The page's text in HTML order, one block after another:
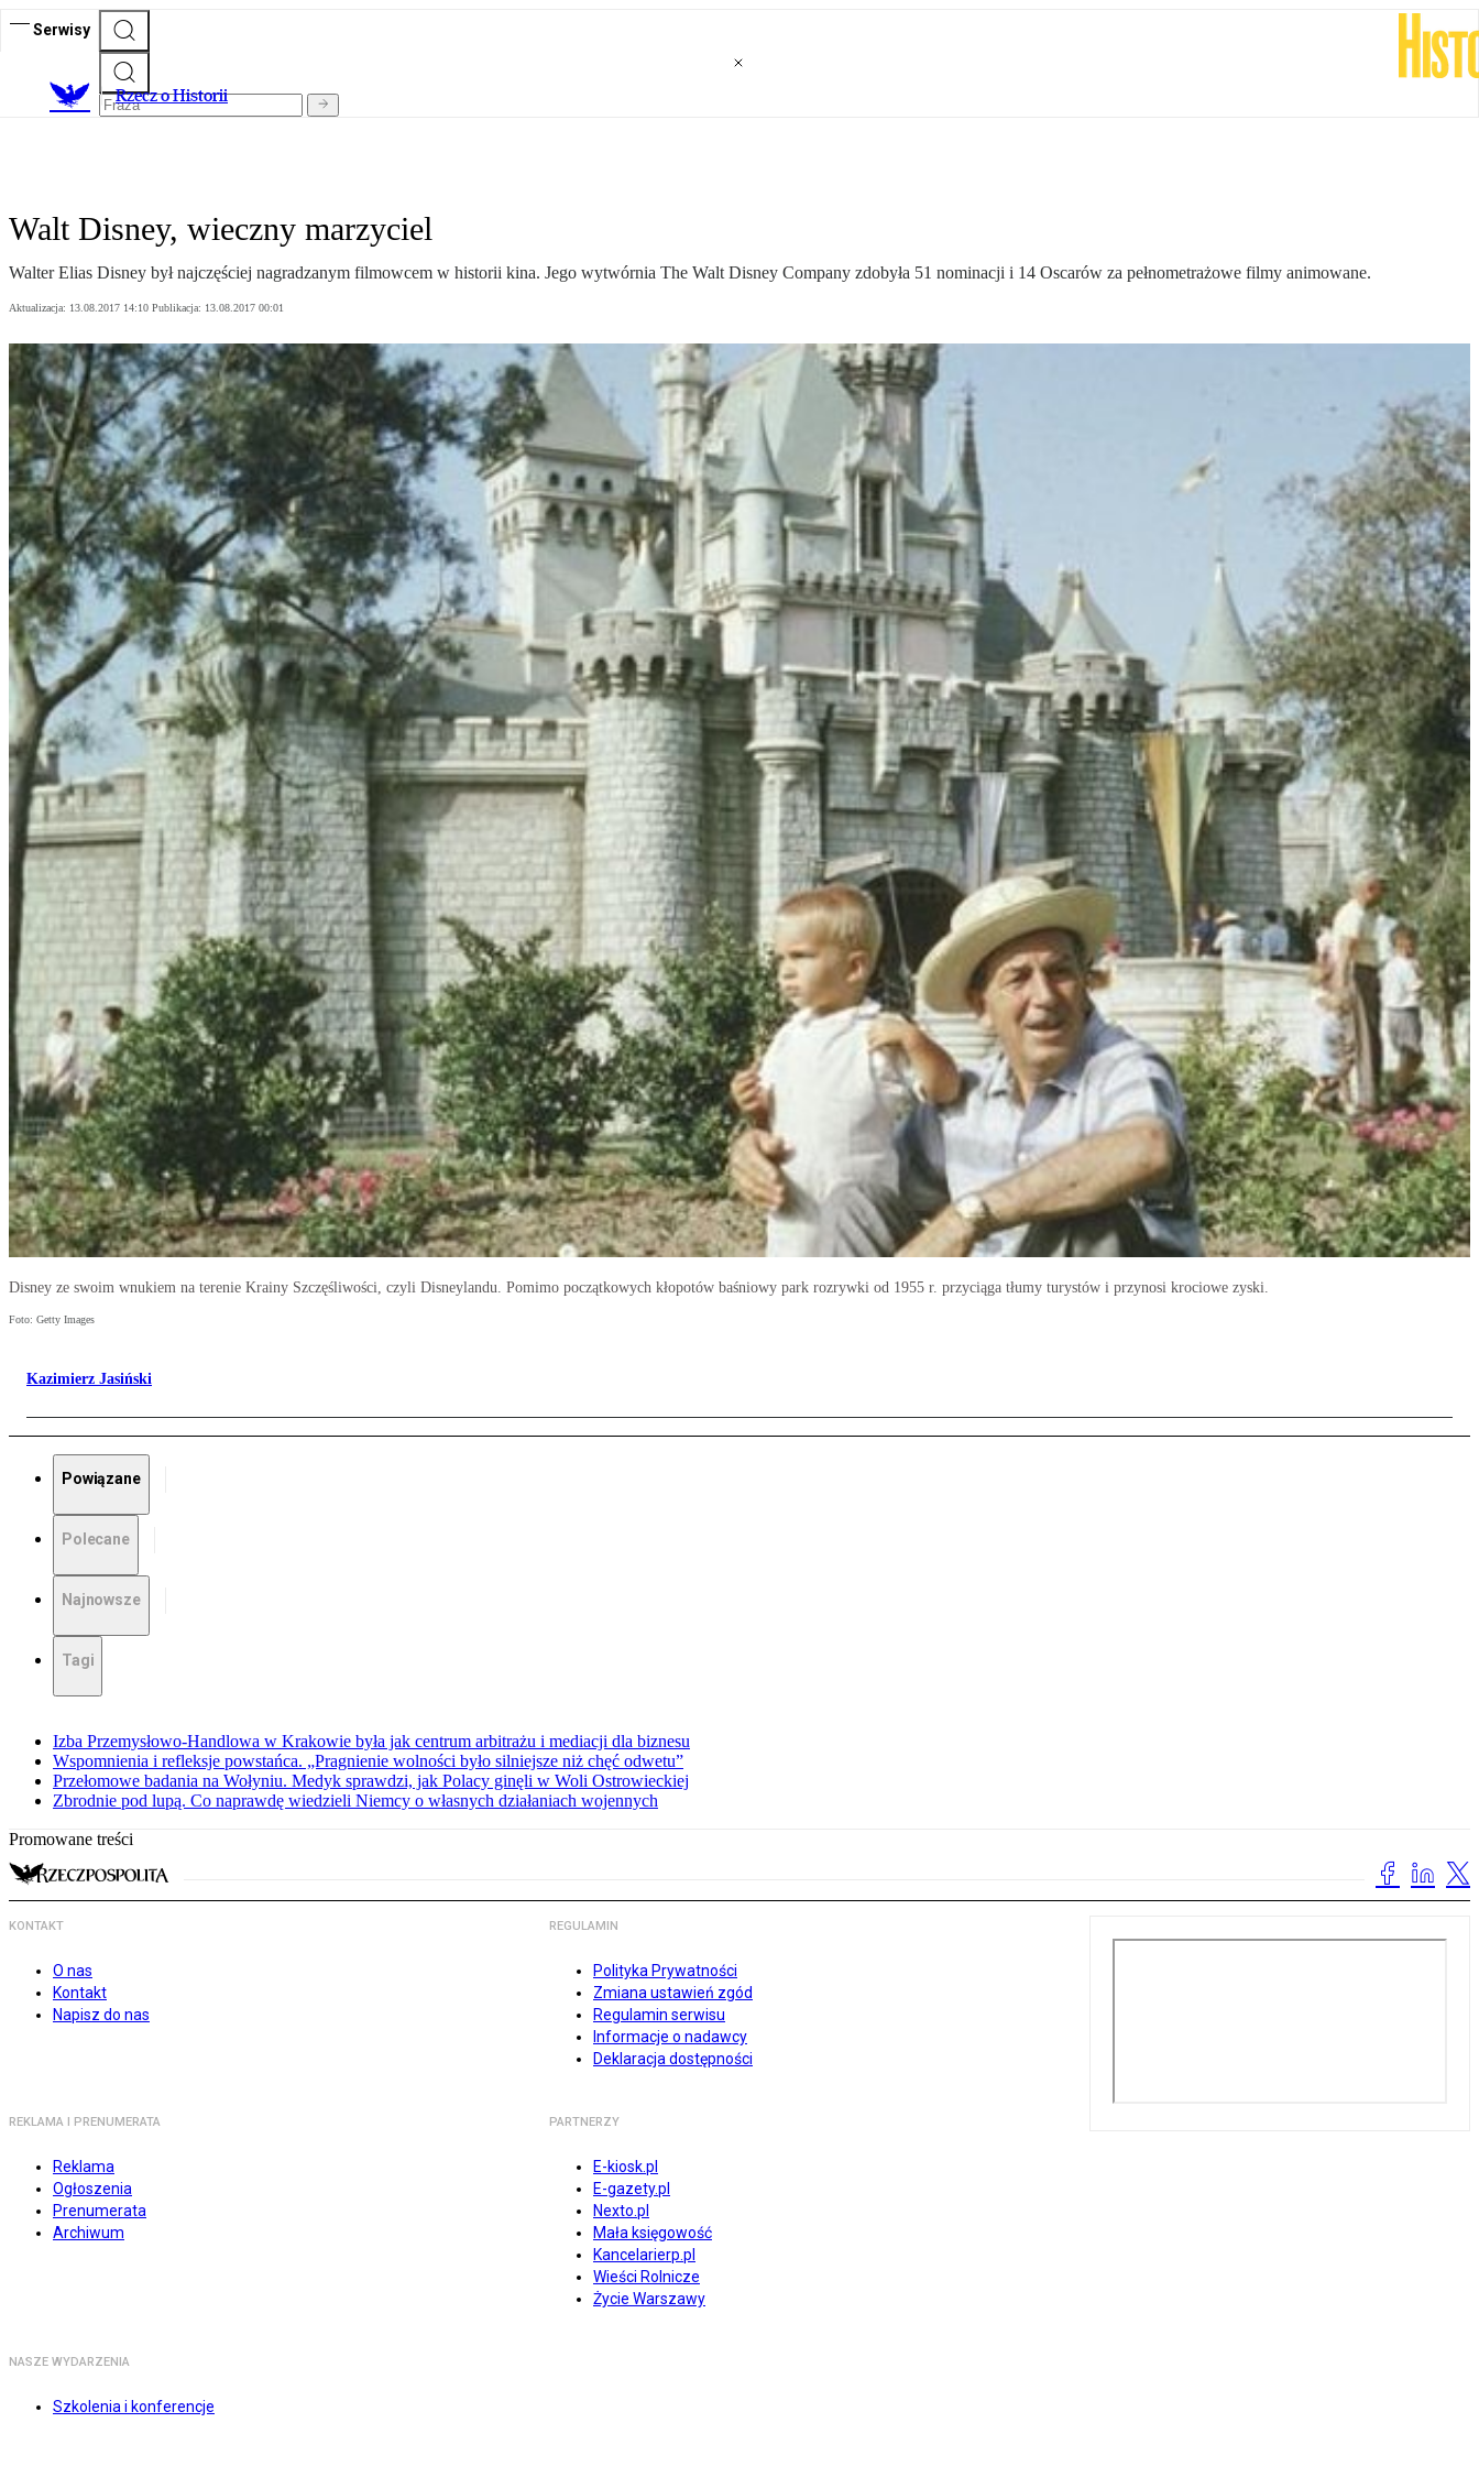
Serwisy
Rzecz o Historii
Walt Disney, wieczny marzyciel
Walter Elias Disney był najczęściej nagradzanym filmowcem w historii kina. Jego wytwórnia The Walt Disney Company zdobyła 51 nominacji i 14 Oscarów za pełnometrażowe filmy animowane.
Aktualizacja: 13.08.2017 14:10 Publikacja: 13.08.2017 00:01
Disney ze swoim wnukiem na terenie Krainy Szczęśliwości, czyli Disneylandu. Pomimo początkowych kłopotów baśniowy park rozrywki od 1955 r. przyciąga tłumy turystów i przynosi krociowe zyski.
Foto: Getty Images
Kazimierz Jasiński
Powiązane
Polecane
Najnowsze
Tagi
Izba Przemysłowo-Handlowa w Krakowie była jak centrum arbitrażu i mediacji dla biznesu
Wspomnienia i refleksje powstańca. „Pragnienie wolności było silniejsze niż chęć odwetu”
Przełomowe badania na Wołyniu. Medyk sprawdzi, jak Polacy ginęli w Woli Ostrowieckiej
Zbrodnie pod lupą. Co naprawdę wiedzieli Niemcy o własnych działaniach wojennych
Promowane treści
KONTAKT
O nas
Kontakt
Napisz do nas
REGULAMIN
Polityka Prywatności
Zmiana ustawień zgód
Regulamin serwisu
Informacje o nadawcy
Deklaracja dostępności
REKLAMA I PRENUMERATA
Reklama
Ogłoszenia
Prenumerata
Archiwum
PARTNERZY
E-kiosk.pl
E-gazety.pl
Nexto.pl
Mała księgowość
Kancelarierp.pl
Wieści Rolnicze
Życie Warszawy
NASZE WYDARZENIA
Szkolenia i konferencje